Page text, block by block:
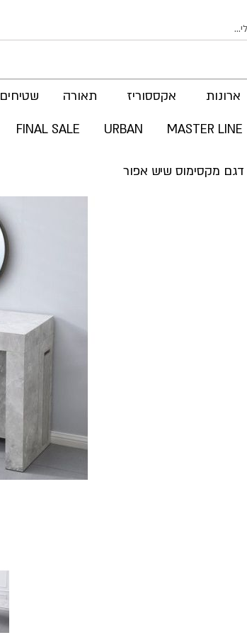
ארונות אקססוריז תאורה שטיחים
MASTER LINE
URBAN
FINAL SALE